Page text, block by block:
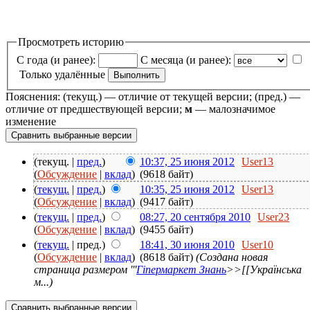
Просмотреть историю
С года (и ранее):
С месяца (и ранее):
Только удалённые
Пояснения: (текущ.) — отличие от текущей версии; (пред.) —
отличие от предшествующей версии; м — малозначимое
изменение
(текущ. | пред.) 10:37, 25 июня 2012
User13
(Обсуждение | вклад) (9618 байт)
(текущ. | пред.) 10:35, 25 июня 2012
User13
(Обсуждение | вклад) (9417 байт)
(текущ. | пред.) 08:27, 20 сентября 2010
User23
(Обсуждение | вклад) (9455 байт)
(текущ. | пред.) 18:41, 30 июня 2010
User10
(Обсуждение | вклад) (8618 байт) (Создана новая
страница размером '''Гіпермаркет Знань>>[[Українська
м...)